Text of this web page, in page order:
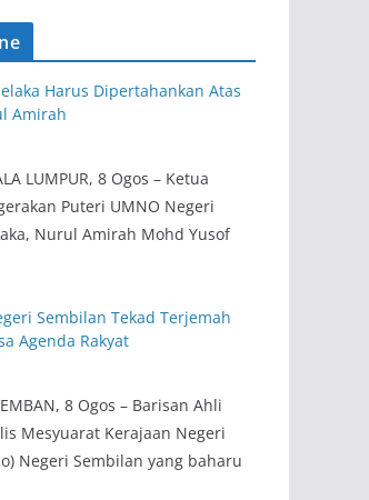
Harus Dipertahankan Atas
Amirah
LUMPUR, 8 Ogos – Ketua
Puteri UMNO Negeri
Nurul Amirah Mohd Yusof
Sembilan Tekad Terjemah
Agenda Rakyat
8 Ogos – Barisan Ahli
Mesyuarat Kerajaan Negeri
Negeri Sembilan yang baharu